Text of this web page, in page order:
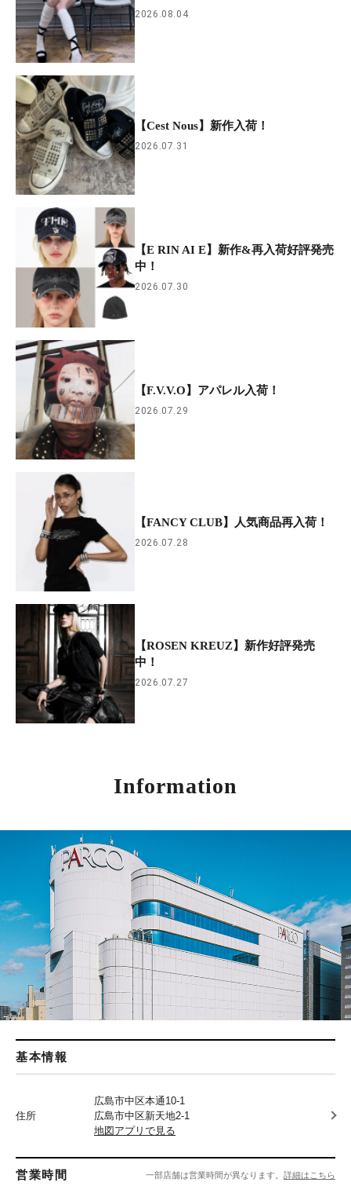
2026.08.04
【Cest Nous】新作入荷！
2026.07.31
【E RIN AI E】新作&再入荷好評発売
中！
2026.07.30
【F.V.V.O】アパレル入荷！
2026.07.29
【FANCY CLUB】人気商品再入荷！
2026.07.28
【ROSEN KREUZ】新作好評発売
中！
2026.07.27
Information
基本情報
住所
広島市中区本通10-1
広島市中区新天地2-1
地図アプリで見る
営業時間 一部店舗は営業時間が異なります。 詳細はこちら